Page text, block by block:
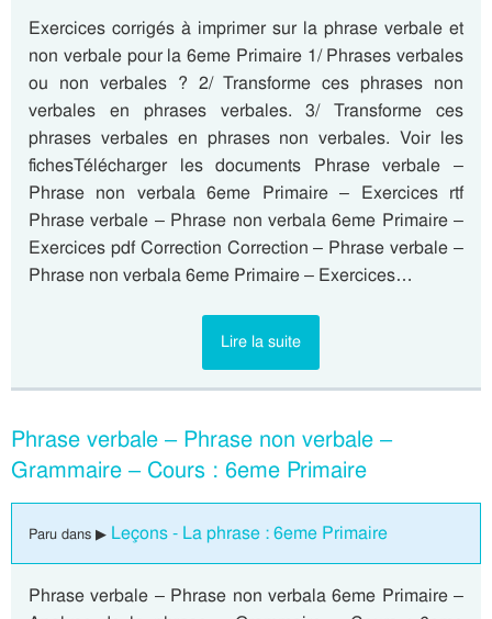
Exercices corrigés à imprimer sur la phrase verbale et
non verbale pour la 6eme Primaire 1/ Phrases verbales
ou non verbales ? 2/ Transforme ces phrases non
verbales en phrases verbales. 3/ Transforme ces
phrases verbales en phrases non verbales. Voir les
fichesTélécharger les documents Phrase verbale –
Phrase non verbala 6eme Primaire – Exercices rtf
Phrase verbale – Phrase non verbala 6eme Primaire –
Exercices pdf Correction Correction – Phrase verbale –
Phrase non verbala 6eme Primaire – Exercices…
Lire la suite
Phrase verbale – Phrase non verbale –
Grammaire – Cours : 6eme Primaire
Paru dans ▶ Leçons - La phrase : 6eme Primaire
Phrase verbale – Phrase non verbala 6eme Primaire –